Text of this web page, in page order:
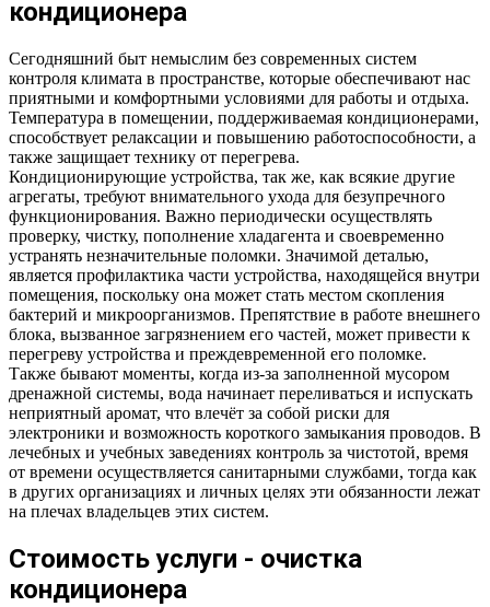
кондиционера
Сегодняшний быт немыслим без современных систем
контроля климата в пространстве, которые обеспечивают нас
приятными и комфортными условиями для работы и отдыха.
Температура в помещении, поддерживаемая кондиционерами,
способствует релаксации и повышению работоспособности, а
также защищает технику от перегрева.
Кондиционирующие устройства, так же, как всякие другие
агрегаты, требуют внимательного ухода для безупречного
функционирования. Важно периодически осуществлять
проверку, чистку, пополнение хладагента и своевременно
устранять незначительные поломки. Значимой деталью,
является профилактика части устройства, находящейся внутри
помещения, поскольку она может стать местом скопления
бактерий и микроорганизмов. Препятствие в работе внешнего
блока, вызванное загрязнением его частей, может привести к
перегреву устройства и преждевременной его поломке.
Также бывают моменты, когда из-за заполненной мусором
дренажной системы, вода начинает переливаться и испускать
неприятный аромат, что влечёт за собой риски для
электроники и возможность короткого замыкания проводов. В
лечебных и учебных заведениях контроль за чистотой, время
от времени осуществляется санитарными службами, тогда как
в других организациях и личных целях эти обязанности лежат
на плечах владельцев этих систем.
Стоимость услуги - очистка
кондиционера